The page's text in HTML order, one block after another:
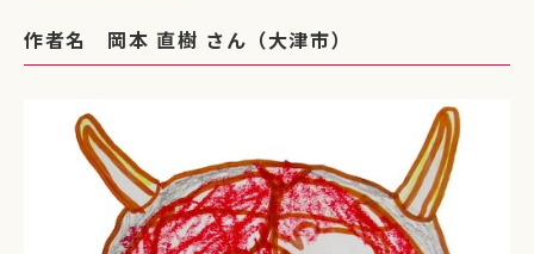
作者名 岡本 直樹 さん（大津市）